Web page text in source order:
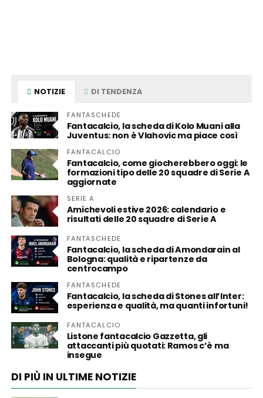
NOTIZIE DI TENDENZA
FANTASCHEDE
Fantacalcio, la scheda di Kolo Muani alla
Juventus: non è Vlahovic ma piace così
FANTACALCIO
Fantacalcio, come giocherebbero oggi: le
formazioni tipo delle 20 squadre di Serie A
aggiornate
SERIE A
Amichevoli estive 2026: calendario e
risultati delle 20 squadre di Serie A
FANTASCHEDE
Fantacalcio, la scheda di Amondarain al
Bologna: qualità e ripartenze da
centrocampo
FANTASCHEDE
Fantacalcio, la scheda di Stones all’Inter:
esperienza e qualità, ma quanti infortuni!
FANTACALCIO
Listone fantacalcio Gazzetta, gli
attaccanti più quotati: Ramos c’è ma
insegue
DI PIÙ IN ULTIME NOTIZIE